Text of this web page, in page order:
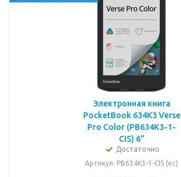
Электронная книга
PocketBook 634K3 Verse
Pro Color (PB634K3-1-
CIS) 6”
Достаточно
Артикул: PB634K3-1-CIS (ec)